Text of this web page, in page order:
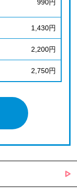
990円
1,430円
2,200円
2,750円